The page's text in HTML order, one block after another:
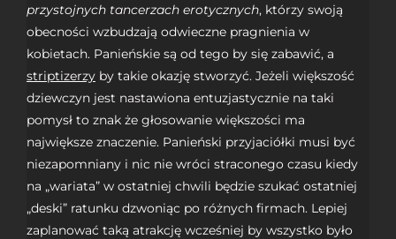
przystojnych tancerzach erotycznych, którzy swoją
obecności wzbudzają odwieczne pragnienia w
kobietach. Panieńskie są od tego by się zabawić, a
striptizerzyby takie okazję stworzyć. Jeżeli większość
dziewczyn jest nastawiona entuzjastycznie na taki
pomysł to znak że głosowanie większości ma
największe znaczenie. Panieński przyjaciółki musi być
niezapomniany i nic nie wróci straconego czasu kiedy
na „wariata” w ostatniej chwili będzie szukać ostatniej
„deski” ratunku dzwoniąc po różnych firmach. Lepiej
zaplanować taką atrakcję wcześniej by wszystko było